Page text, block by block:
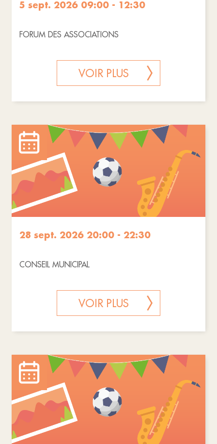
5 sept. 2026 09:00 - 12:30
FORUM DES ASSOCIATIONS
VOIR PLUS
28 sept. 2026 20:00 - 22:30
CONSEIL MUNICIPAL
VOIR PLUS